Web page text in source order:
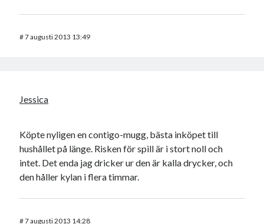
#7 augusti 2013 13:49
Jessica
Köpte nyligen en contigo-mugg, bästa inköpet till
hushållet på länge. Risken för spill är i stort noll och
intet. Det enda jag dricker ur den är kalla drycker, och
den håller kylan i flera timmar.
#7 augusti 2013 14:28